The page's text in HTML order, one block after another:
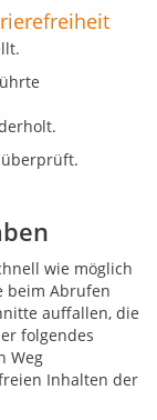
überprüft.
wie möglich
beim Abrufen
auffallen, die
folgendes
Weg
Inhalten der